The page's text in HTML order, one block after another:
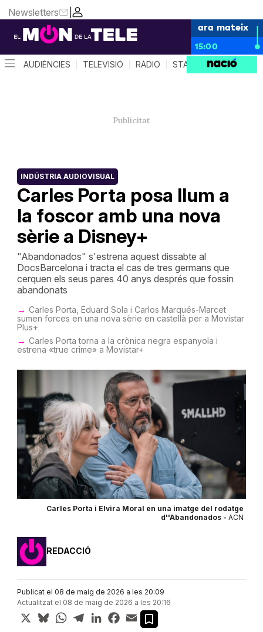
|
Newsletters
ara mateix
15:00
AUDIÈNCIES TELEVISIÓ RÀDIO STAR SYSTEM
Carles Porta posa llum a
la foscor amb una nova
sèrie a Disney+
INDÚSTRIA AUDIOVISUAL
"Abandonados" s'estrena aquest dissabte al
DocsBarcelona i tracta el cas de tres germans que
cerquen els seus pares 40 anys després que fossin
abandonats
Carles Porta, Eduard Sola i Carlos Marqués-Marcet
sumen forces en una nova sèrie en castellà per a Movistar
Plus+
Carles Porta torna a la crònica negra espanyola i
estrena «true crime» a Movistar+
Carles Porta i Elvira Moral en una imatge del rodatge
d''Abandonados - ACN
REDACCIÓ
Publicat el 08 de maig de 2026 a les 20:09
Actualitzat el 08 de maig de 2026 a les 20:16
X BlueskyWhatsApp
TelegramLinkedInFacebook
Email